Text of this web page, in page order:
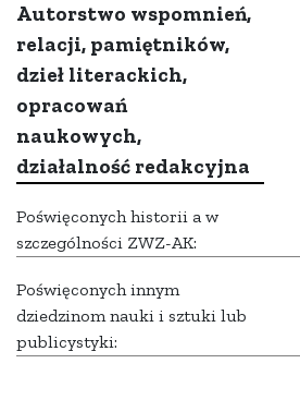
Autorstwo wspomnień,
relacji, pamiętników,
dzieł literackich,
opracowań
naukowych,
działalność redakcyjna
Poświęconych historii a w
szczególności ZWZ-AK:
Poświęconych innym
dziedzinom nauki i sztuki lub
publicystyki: